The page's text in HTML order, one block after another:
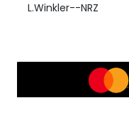
L.Winkler--NRZ